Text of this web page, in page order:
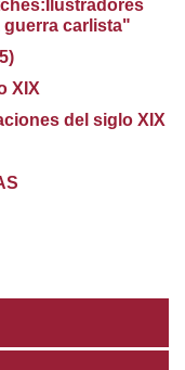
guerra carlista"
XIX
del siglo XIX